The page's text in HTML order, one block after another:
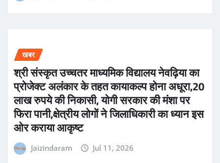
खबर
श्री संस्कृत उच्चतर माध्यमिक विद्यालय नेवढ़िया का
प्रोजेक्ट अलंकार के तहत कायाकल्प होना अधूरा,20
लाख रुपये की निकासी, योगी सरकार की मंशा पर
फिरा पानी,क्षेत्रीय लोगों ने जिलाधिकारी का ध्यान इस
ओर कराया आकृष्ट
Jaizindaram Jul 11, 2026